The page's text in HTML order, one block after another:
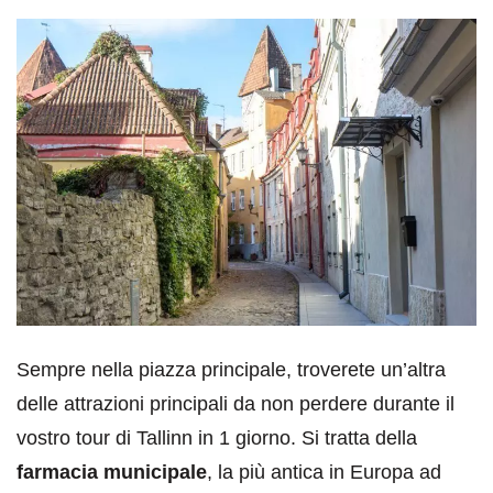
Sempre nella piazza principale, troverete un’altra
delle attrazioni principali da non perdere durante il
vostro tour di Tallinn in 1 giorno. Si tratta della
farmacia municipale, la più antica in Europa ad